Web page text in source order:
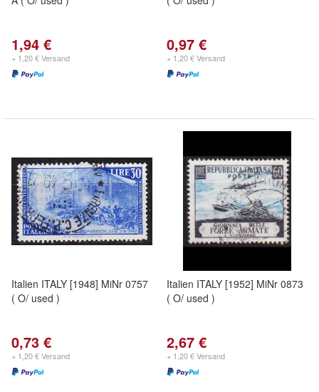
1,94 €
+ 1,20 € Versand
0,97 €
+ 1,20 € Versand
Italien ITALY [1948] MiNr 0757
( O/ used )
0,73 €
+ 1,20 € Versand
Italien ITALY [1952] MiNr 0873
( O/ used )
2,67 €
+ 1,20 € Versand